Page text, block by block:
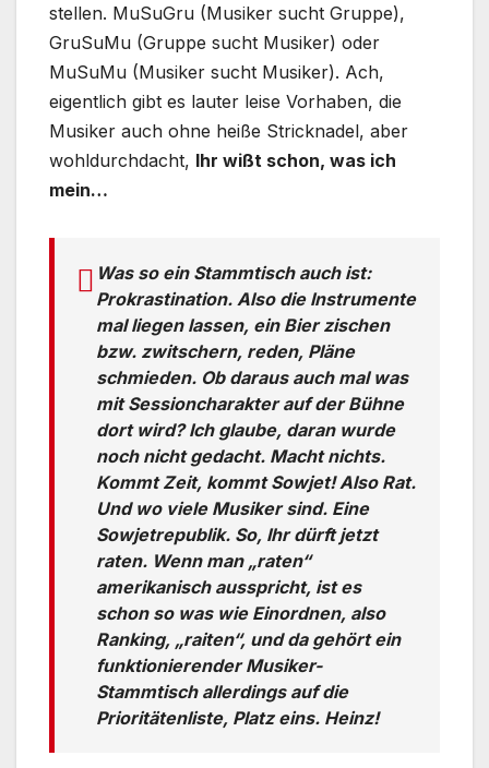
stellen. MuSuGru (Musiker sucht Gruppe),
GruSuMu (Gruppe sucht Musiker) oder
MuSuMu (Musiker sucht Musiker). Ach,
eigentlich gibt es lauter leise Vorhaben, die
Musiker auch ohne heiße Stricknadel, aber
wohldurchdacht, Ihr wißt schon, was ich
mein…
Was so ein Stammtisch auch ist:
Prokrastination. Also die Instrumente
mal liegen lassen, ein Bier zischen
bzw. zwitschern, reden, Pläne
schmieden. Ob daraus auch mal was
mit Sessioncharakter auf der Bühne
dort wird? Ich glaube, daran wurde
noch nicht gedacht. Macht nichts.
Kommt Zeit, kommt Sowjet! Also Rat.
Und wo viele Musiker sind. Eine
Sowjetrepublik. So, Ihr dürft jetzt
raten. Wenn man „raten“
amerikanisch ausspricht, ist es
schon so was wie Einordnen, also
Ranking, „raiten“, und da gehört ein
funktionierender Musiker-
Stammtisch allerdings auf die
Prioritätenliste, Platz eins. Heinz!